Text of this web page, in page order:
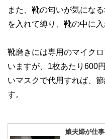
また、靴の匂いが気にな
を入れて縛り、靴の中に
靴磨きには専用のマイク
いますが、1枚あたり600
いマスクで代用すれば、
す。
娘夫婦が仕